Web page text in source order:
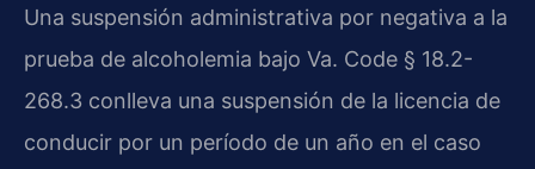
Una suspensión administrativa por negativa a la
prueba de alcoholemia bajo Va. Code § 18.2-
268.3 conlleva una suspensión de la licencia de
conducir por un período de un año en el caso